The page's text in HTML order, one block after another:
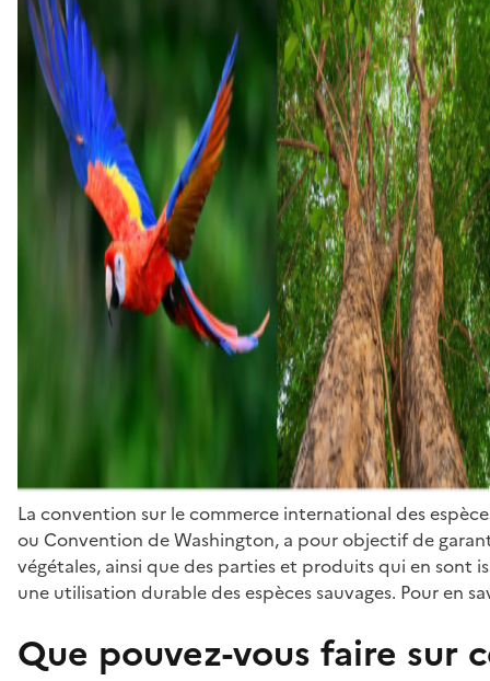
La convention sur le commerce international des
ou Convention de Washington, a pour objectif de
végétales, ainsi que des parties et produits qui en sont
une utilisation durable des espèces sauvages. Pour en
Que pouvez-vous faire sur